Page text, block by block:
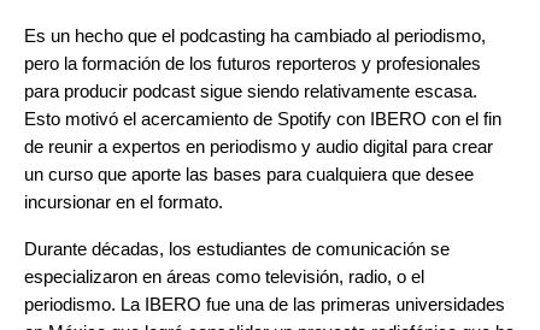
Es un hecho que el podcasting ha cambiado al periodismo,
pero la formación de los futuros reporteros y profesionales
para producir podcast sigue siendo relativamente escasa.
Esto motivó el acercamiento de Spotify con IBERO con el fin
de reunir a expertos en periodismo y audio digital para crear
un curso que aporte las bases para cualquiera que desee
incursionar en el formato.
Durante décadas, los estudiantes de comunicación se
especializaron en áreas como televisión, radio, o el
periodismo. La IBERO fue una de las primeras universidades